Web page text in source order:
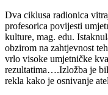
Dva ciklusa radionica
profesorica povijesti
kulture, mag. edu.
obzirom na zahtjevnost
vrlo visoke umjetničke
rezultatima….Izložba je
rekla kako je osnivanje